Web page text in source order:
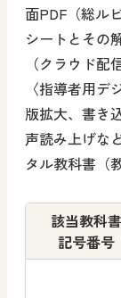
面PDF（総ル
シートとその
（クラウド配
〈指導者用
版拡大、書き
声読み上げな
タル教科書（
該当教科書
記号番号